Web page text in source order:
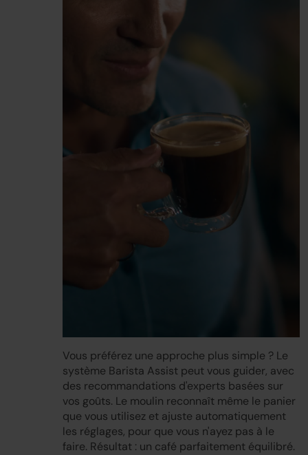
Vous préférez une approche plus simple ? Le
système Barista Assist peut vous guider, avec
des recommandations d'experts basées sur
vos goûts. Le moulin reconnaît même le panier
que vous utilisez et ajuste automatiquement
les réglages, pour que vous n'ayez pas à le
faire. Résultat : un café parfaitement équilibré.